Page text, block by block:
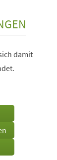
damit